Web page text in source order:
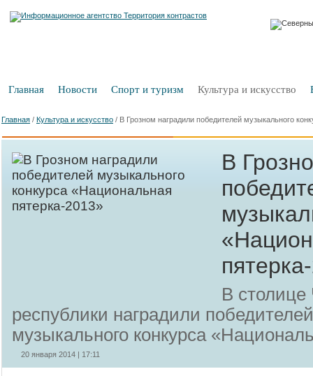
Главная Новости Спорт и туризм Культура и искусство
Главная / Культура и искусство / В Грозном наградили победителей музыкального
В
В столице
республики наградили
музыкального конкурса
20 января 2014 | 17:11